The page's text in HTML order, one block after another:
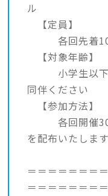
ル
【定員】
各回先着10
【対象年
小学生以下
同伴ください
【参加方法】
各回開催30
を配布いたします
＝＝＝＝＝＝＝
＝＝＝＝＝＝＝